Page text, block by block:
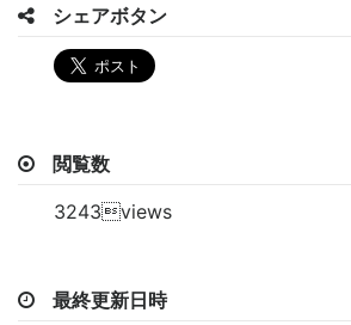
シェアボタン
閲覧数
3243views
最終更新日時